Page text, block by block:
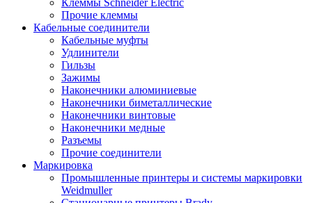
Прочие клеммы
Кабельные соединители
Кабельные муфты
Удлинители
Гильзы
Зажимы
Наконечники алюминиевые
Наконечники биметаллические
Наконечники винтовые
Наконечники медные
Разъемы
Прочие соединители
Маркировка
Промышленные принтеры и системы маркировки
Weidmuller